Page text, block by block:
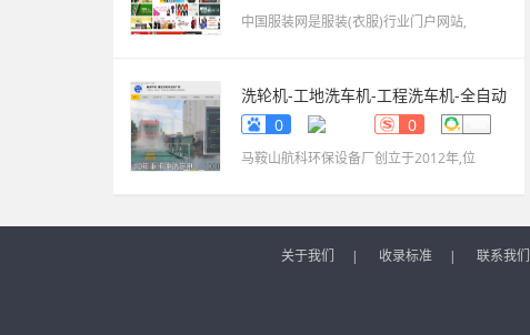
中国服装网是服装(衣服)行业门户网站,
洗轮机-工地洗车机-工程洗车机-全自动
洗轮生产厂家[鲁企环
科] www.lqhb88.com
0 0
马鞍山航科环保设备厂创立于2012年,位
关于我们 | 收录标准 | 联系我们